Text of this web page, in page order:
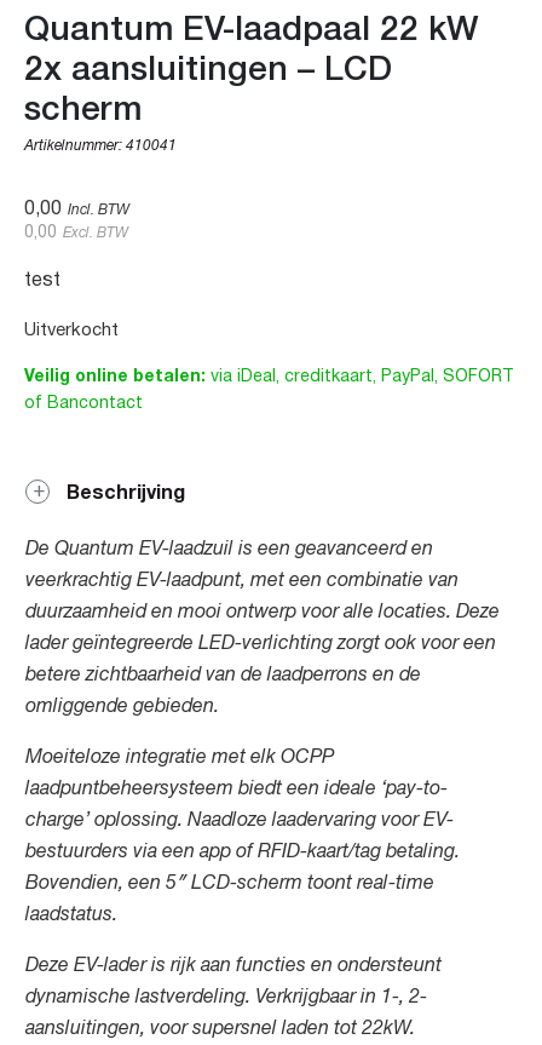
Beschrijving
De Quantum EV-laadzuil is een geavanceerd en
veerkrachtig EV-laadpunt, met een combinatie van
duurzaamheid en mooi ontwerp voor alle locaties. Deze
lader geïntegreerde LED-verlichting zorgt ook voor een
betere zichtbaarheid van de laadperrons en de
omliggende gebieden.
Moeiteloze integratie met elk OCPP
laadpuntbeheersysteem biedt een ideale ‘pay-to-
charge’ oplossing. Naadloze laadervaring voor EV-
bestuurders via een app of RFID-kaart/tag betaling.
Bovendien, een 5″ LCD-scherm toont real-time
laadstatus.
Deze EV-lader is rijk aan functies en ondersteunt
dynamische lastverdeling. Verkrijgbaar in 1-, 2-
aansluitingen, voor supersnel laden tot 22kW.
Quantum EV-laadpaal 22 kW
2x aansluitingen – LCD
scherm
Artikelnummer:410041
0,00 Incl. BTW
0,00 Excl. BTW
test
Uitverkocht
Veilig online betalen: via iDeal, creditkaart, PayPal, SOFORT
of Bancontact